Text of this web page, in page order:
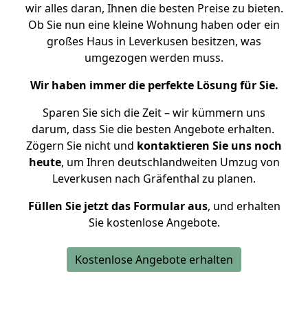
wir alles daran, Ihnen die besten Preise zu bieten.
Ob Sie nun eine kleine Wohnung haben oder ein
großes Haus in Leverkusen besitzen, was
umgezogen werden muss.
Wir haben immer die perfekte Lösung für Sie.
Sparen Sie sich die Zeit – wir kümmern uns
darum, dass Sie die besten Angebote erhalten.
Zögern Sie nicht und kontaktieren Sie uns noch
heute, um Ihren deutschlandweiten Umzug von
Leverkusen nach Gräfenthal zu planen.
Füllen Sie jetzt das Formular aus, und erhalten
Sie kostenlose Angebote.
Kostenlose Angebote erhalten